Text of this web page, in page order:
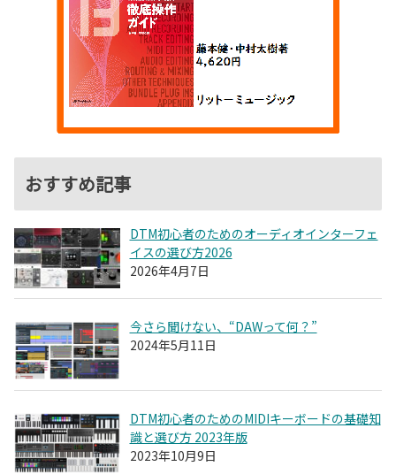
おすすめ記事
DTM初心者のためのオーディオインターフェ
イスの選び方2026
2026年4月7日
今さら聞けない、“DAWって何？”
2024年5月11日
DTM初心者のためのMIDIキーボードの基礎知
識と選び方 2023年版
2023年10月9日